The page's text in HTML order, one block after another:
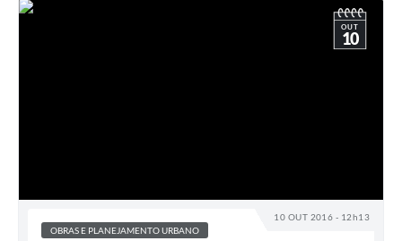
10 OUT 2016 - 12h13
OUT
10
OBRAS E PLANEJAMENTO URBANO